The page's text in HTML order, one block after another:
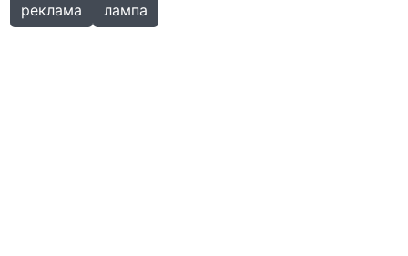
реклама лампа